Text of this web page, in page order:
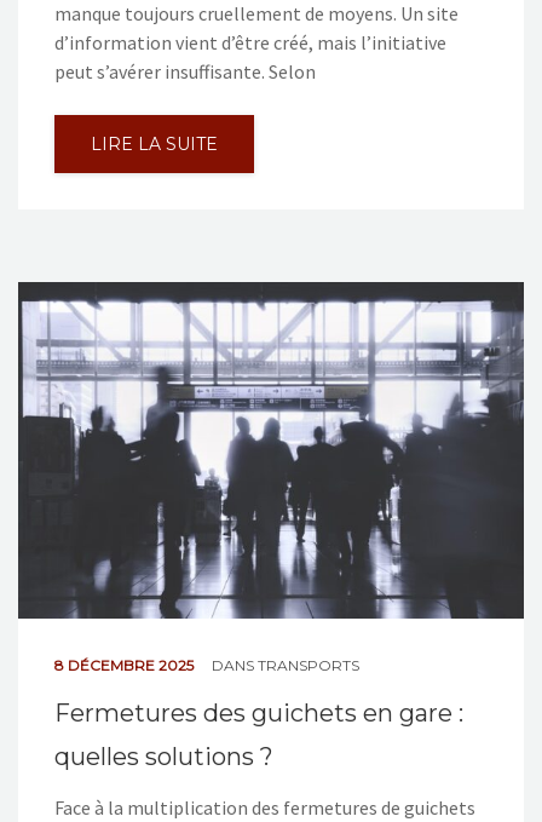
manque toujours cruellement de moyens. Un site
d’information vient d’être créé, mais l’initiative
peut s’avérer insuffisante. Selon
LIRE LA SUITE
8 DÉCEMBRE 2025 DANS TRANSPORTS
Fermetures des guichets en gare :
quelles solutions ?
Face à la multiplication des fermetures de guichets